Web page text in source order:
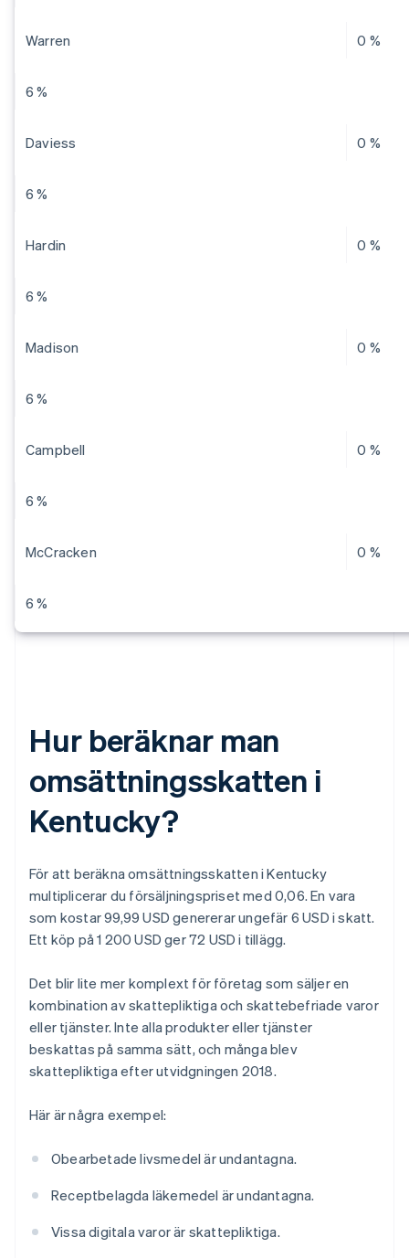
Warren 0 %
6 %
Daviess 0 %
6 %
Hardin 0 %
6 %
Madison 0 %
6 %
Campbell 0 %
6 %
McCracken 0 %
6 %
Hur beräknar man
omsättningsskatten i
Kentucky?
För att beräkna omsättningsskatten i Kentucky
multiplicerar du försäljningspriset med 0,06. En vara
som kostar 99,99 USD genererar ungefär 6 USD i skatt.
Ett köp på 1 200 USD ger 72 USD i tillägg.
Det blir lite mer komplext för företag som säljer en
kombination av skattepliktiga och skattebefriade varor
eller tjänster. Inte alla produkter eller tjänster
beskattas på samma sätt, och många blev
skattepliktiga efter utvidgningen 2018.
Här är några exempel:
Obearbetade livsmedel är undantagna.
Receptbelagda läkemedel är undantagna.
Vissa digitala varor är skattepliktiga.